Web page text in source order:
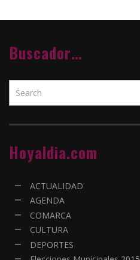
Buscador…
Hoyaldia.com
ACTUALIDAD
AGENDA
COMARCA
CULTURA
DEPORTES